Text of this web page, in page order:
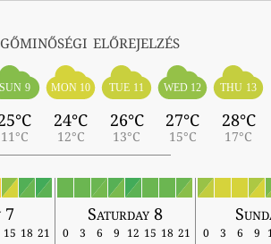
előrejelzés
SUN 9
11°C
MON 10
24°C
12°C
TUE 11
26°C
13°C
WED 12
27°C
15°C
THU 13
28°C
17°C
7 Saturday 8
15 18 21 0 3 6 9 12 15 18 21 0 3 6 9